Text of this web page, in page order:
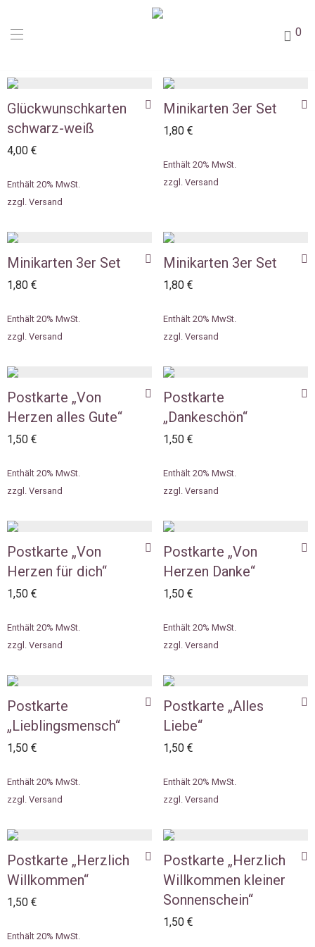
0
Glückwunschkarten
schwarz-weiß
4,00 €
Enthält 20% MwSt.
zzgl. Versand
Minikarten 3er Set
1,80 €
Enthält 20% MwSt.
zzgl. Versand
Minikarten 3er Set
1,80 €
Enthält 20% MwSt.
zzgl. Versand
Minikarten 3er Set
1,80 €
Enthält 20% MwSt.
zzgl. Versand
Postkarte „Von
Herzen alles Gute“
1,50 €
Enthält 20% MwSt.
zzgl. Versand
Postkarte
„Dankeschön“
1,50 €
Enthält 20% MwSt.
zzgl. Versand
Postkarte „Von
Herzen für dich“
1,50 €
Enthält 20% MwSt.
zzgl. Versand
Postkarte „Von
Herzen Danke“
1,50 €
Enthält 20% MwSt.
zzgl. Versand
Postkarte
„Lieblingsmensch“
1,50 €
Enthält 20% MwSt.
zzgl. Versand
Postkarte „Alles
Liebe“
1,50 €
Enthält 20% MwSt.
zzgl. Versand
Postkarte „Herzlich
Willkommen“
1,50 €
Enthält 20% MwSt.
Postkarte „Herzlich
Willkommen kleiner
Sonnenschein“
1,50 €